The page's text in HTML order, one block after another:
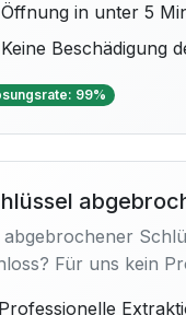
Öffnung in unter 5
Keine Beschädigung
99%
abgebrochener
Für uns kein
Professionelle